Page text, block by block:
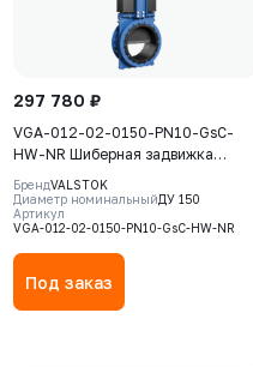
297 780 ₽
VGA-012-02-0150-PN10-GsC-
HW-NR Шиберная задвижка
Valstok, серия VGA, DN0150, PN10,
штурвал, выдвижной шток, корпус
GJS-500-7 (GGG50), нож AISI304,
Rubber
БрендVALSTOK
Диаметр номинальныйДУ 150
Артикул
VGA-012-02-0150-PN10-GsC-HW-NR
Под заказ